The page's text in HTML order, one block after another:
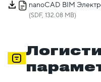
nanoCAD BIM
(SDF, 132.08 MB)